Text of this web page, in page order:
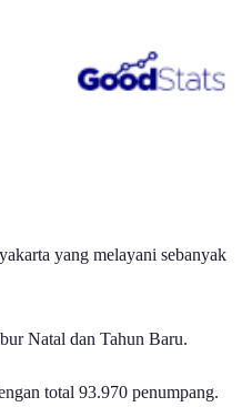
yang melayani sebanyak
Natal dan Tahun Baru.
total 93.970 penumpang.